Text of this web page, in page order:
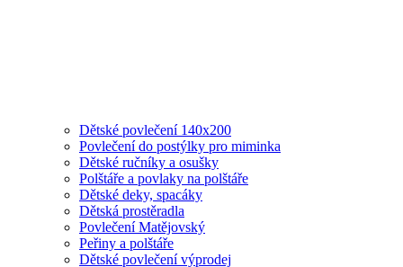
Dětské povlečení 140x200
Povlečení do postýlky pro miminka
Dětské ručníky a osušky
Polštáře a povlaky na polštáře
Dětské deky, spacáky
Dětská prostěradla
Povlečení Matějovský
Peřiny a polštáře
Dětské povlečení výprodej